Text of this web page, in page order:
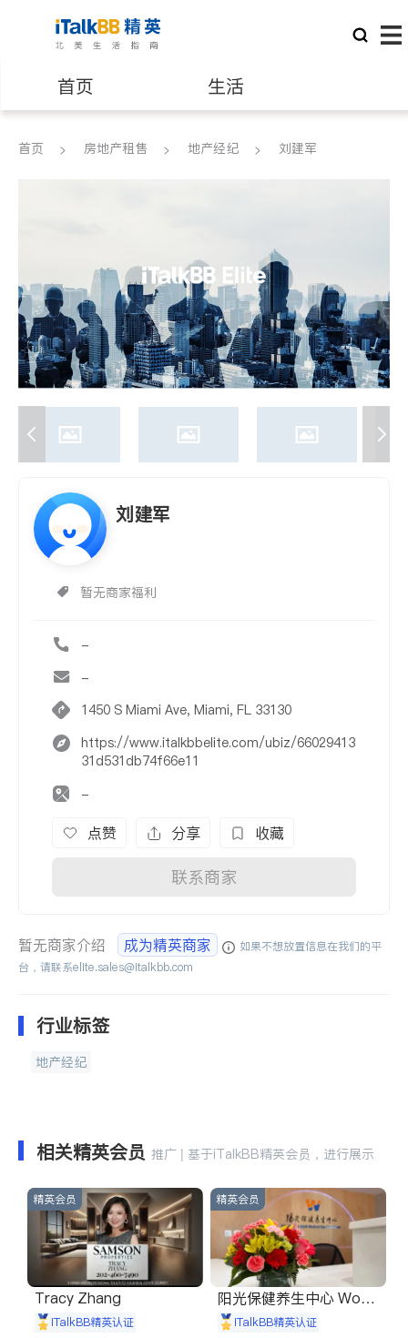
首页 生活
医生 律师
养老 非盈利组织
首页 房地产租售 地产经纪 刘建军
刘建军
暂无商家福利
-
-
1450 S Miami Ave, Miami, FL 33130
https://www.italkbbelite.com/ubiz/66029413
31d531db74f66e11
-
点赞 分享 收藏
联系商家
暂无商家介绍 成为精英商家
如果不想放置信息在我们的平
台，请联系elite.sales@italkbb.com
行业标签
地产经纪
相关精英会员 推广 | 基于iTalkBB精英会员，进行展示
精英会员
Tracy Zhang
iTalkBB精英认证
精英会员
阳光保健养生中心 World
shine
iTalkBB精英认证